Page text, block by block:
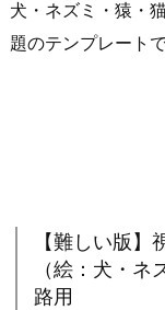
犬・ネズミ・猿・
題のテンプレートで
【難しい版】
（絵：犬・
路用